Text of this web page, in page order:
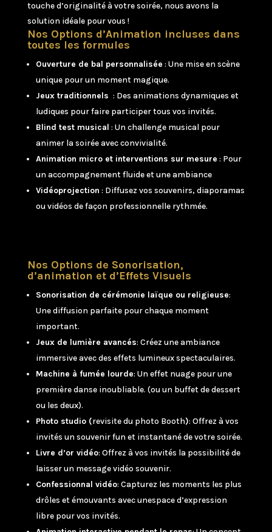
touche d’originalité à votre soirée, nous avons la
solution idéale pour vous !
Nos Options d’Animation incluses dans
toutes les formules
Ouverture de bal personnalisée : Une mise en scène
unique pour un moment magique.
Jeux traditionnels : Des animations dynamiques et
ludiques pour faire participer tous vos invités.
Blind test musical : Un challenge musical pour
animer la soirée avec convivialité.
Animation micro et interventions sur mesure : Pour
un accompagnement fluide et une ambiance
Vidéoprojection : Diffusez vos souvenirs, diaporamas
ou vidéos de façon professionnelle rythmée.
Nos Options de Sonorisation,
d’animation et d’Effets Visuels
Sonorisation de cérémonie laïque ou religieuse:
Une diffusion parfaite pour chaque moment
important.
Jeux de lumière avancés: Créez une ambiance
immersive avec des effets lumineux spectaculaires.
Machine à fumée lourde: Un effet nuage pour une
première danse inoubliable. (ou un buffet de dessert
ou les deux).
Photo studio (revisite du photo Booth): Offrez à vos
invités un souvenir fun et instantané de votre soirée.
Livre d’or vidéo: Offrez à vos invités la possibilité de
laisser un message vidéo souvenir.
Confessionnal vidéo: Capturez les moments les plus
drôles et émouvants avec unespace d’expression
libre pour vos invités.